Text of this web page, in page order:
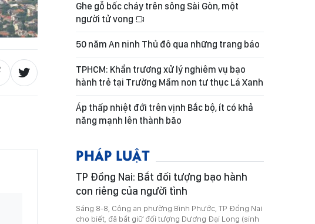
Ghe gỗ bốc cháy trên sông Sài Gòn, một
người tử vong
50 năm An ninh Thủ đô qua những trang báo
TPHCM: Khẩn trương xử lý nghiêm vụ bạo
hành trẻ tại Trường Mầm non tư thục Lá Xanh
Áp thấp nhiệt đới trên vịnh Bắc bộ, ít có khả
năng mạnh lên thành bão
PHÁP LUẬT
TP Đồng Nai: Bắt đối tượng bạo hành
con riêng của người tình
Sáng 8-8, Công an phường Bình Phước, TP Đồng Nai
cho biết, đã bắt giữ đối tượng Dương Đại Long (sinh